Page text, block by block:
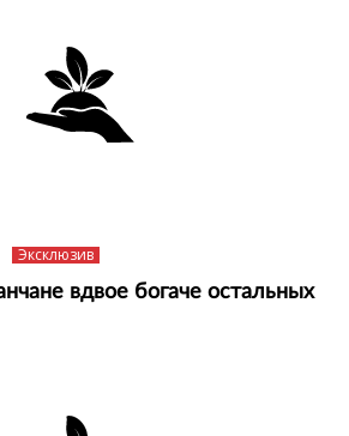
Эксклюзив
вдвое богаче остальных